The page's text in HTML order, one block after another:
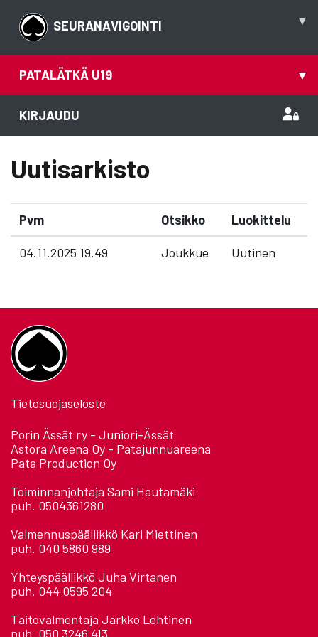
SEURANAVIGOINTI ▾
PATALÄTKÄ U19 ▾
KIRJAUDU
Uutisarkisto
Pvm Otsikko Luokittelu
04.11.2025 19.49 Joukkue Uutinen
Tietosuojaseloste
Porin Ässät ry - Juniori-Ässät
Astora Areena Oy - Patajunnuareena
Pata Production Oy
Toiminnanjohtaja Sami Hautamäki
puh. 0504361280
Valmennuspäällikkö Kari Miettinen
puh. 040 5860 989
Yhteyspäällikkö Juha Virtanen
puh. 044 0595 204
Taitovalmentaja Jarkko Lehtinen
puh. 050 3246 413